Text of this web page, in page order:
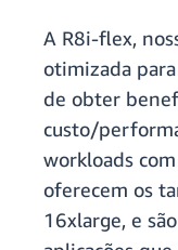
A R8i-flex,
otimizada
de obter
custo/
workloads
oferecem os
16xlarge, e